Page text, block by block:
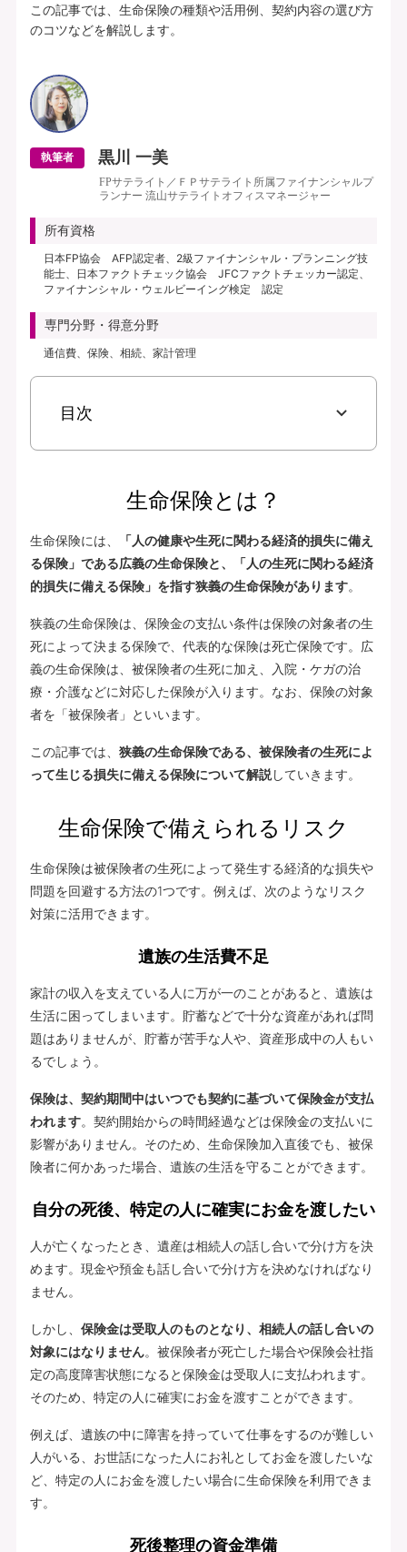
この記事では、生命保険の種類や活用例、契約内容の選び方
のコツなどを解説します。
執筆者 黒川 一美
FPサテライト／ＦＰサテライト所属ファイナンシャルプ
ランナー 流山サテライトオフィスマネージャー
所有資格
日本FP協会 AFP認定者、2級ファイナンシャル・プランニング技
能士、日本ファクトチェック協会 JFCファクトチェッカー認定、
ファイナンシャル・ウェルビーイング検定 認定
専門分野・得意分野
通信費、保険、相続、家計管理
目次
生命保険とは？
生命保険には、
「人の健康や生死に関わる経済的損失に備え
る保険」である広義の生命保険と、「人の生死に関わる経済
的損失に備える保険」を指す狭義の生命保険があります。
狭義の生命保険は、保険金の支払い条件は保険の対象者の生
死によって決まる保険で、代表的な保険は死亡保険です。広
義の生命保険は、被保険者の生死に加え、入院・ケガの治
療・介護などに対応した保険が入ります。なお、保険の対象
者を「被保険者」といいます。
この記事では、 狭義の生命保険である、被保険者の生死によ
って生じる損失に備える保険について解説していきます。
生命保険で備えられるリスク
生命保険は被保険者の生死によって発生する経済的な損失や
問題を回避する方法の1つです。例えば、次のようなリスク
対策に活用できます。
遺族の生活費不足
家計の収入を支えている人に万が一のことがあると、遺族は
生活に困ってしまいます。貯蓄などで十分な資産があれば問
題はありませんが、貯蓄が苦手な人や、資産形成中の人もい
るでしょう。
保険は、契約期間中はいつでも契約に基づいて保険金が支払
われます。契約開始からの時間経過などは保険金の支払いに
影響がありません。そのため、生命保険加入直後でも、被保
険者に何かあった場合、遺族の生活を守ることができます。
自分の死後、特定の人に確実にお金を渡したい
人が亡くなったとき、遺産は相続人の話し合いで分け方を決
めます。現金や預金も話し合いで分け方を決めなければなり
ません。
しかし、 保険金は受取人のものとなり、相続人の話し合いの
対象にはなりません。被保険者が死亡した場合や保険会社指
定の高度障害状態になると保険金は受取人に支払われます。
そのため、特定の人に確実にお金を渡すことができます。
例えば、遺族の中に障害を持っていて仕事をするのが難しい
人がいる、お世話になった人にお礼としてお金を渡したいな
ど、特定の人にお金を渡したい場合に生命保険を利用できま
す。
死後整理の資金準備